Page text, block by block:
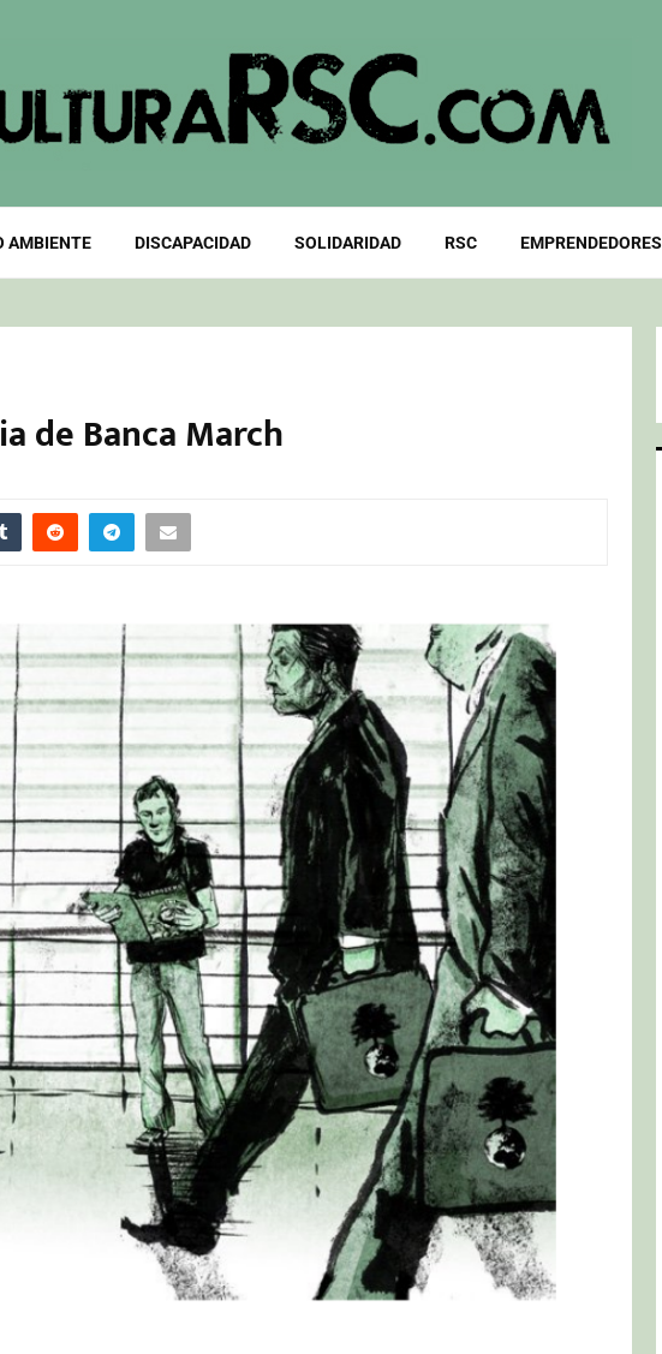
AMBIENTE DISCAPACIDAD SOLIDARIDAD RSC EMPRENDEDORES
de Banca March